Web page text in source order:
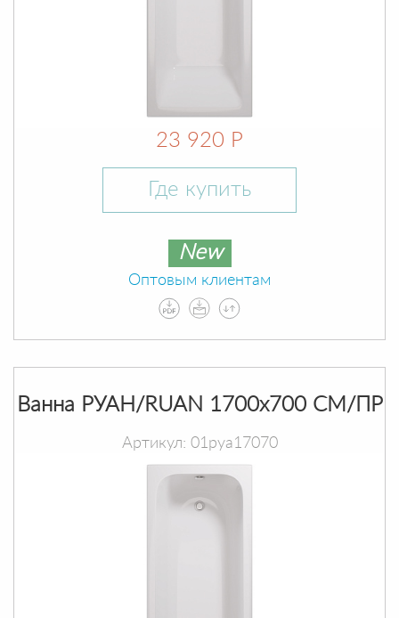
23 920 Р
Где купить
New
Оптовым клиентам
Ванна РУАН/RUAN 1700х700 СМ/ПР
Артикул: 01руа17070